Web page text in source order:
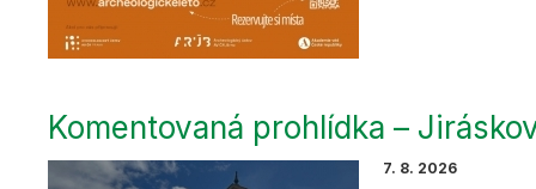
Komentovaná prohlídka –
7. 8. 2026